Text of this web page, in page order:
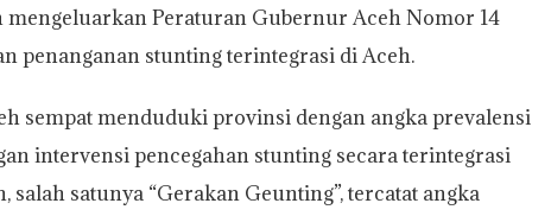
mengeluarkan Peraturan Gubernur Aceh Nomor 14
penanganan stunting terintegrasi di Aceh.
sempat menduduki provinsi dengan angka prevalensi
intervensi pencegahan stunting secara terintegrasi
satunya “Gerakan Geunting”, tercatat angka